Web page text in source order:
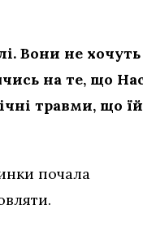
Вони не хочуть
на те, що
травми, що
почала